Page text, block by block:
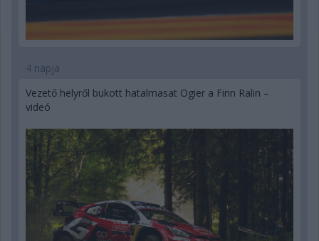
4 napja
Vezető helyről bukott hatalmasat Ogier a Finn Ralin –
videó